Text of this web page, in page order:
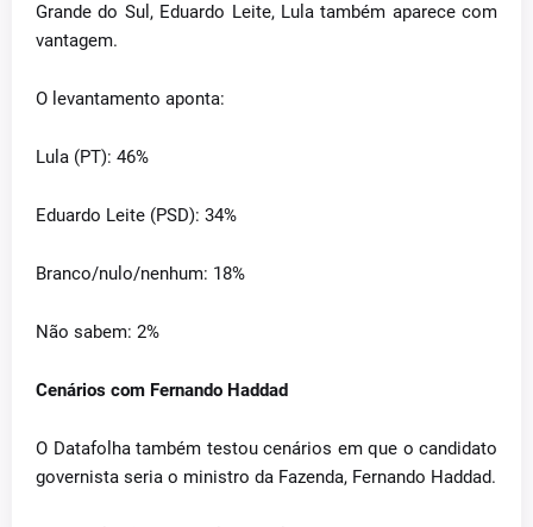
Grande do Sul, Eduardo Leite, Lula também aparece com
vantagem.
O levantamento aponta:
Lula (PT): 46%
Eduardo Leite (PSD): 34%
Branco/nulo/nenhum: 18%
Não sabem: 2%
Cenários com Fernando Haddad
O Datafolha também testou cenários em que o candidato
governista seria o ministro da Fazenda, Fernando Haddad.